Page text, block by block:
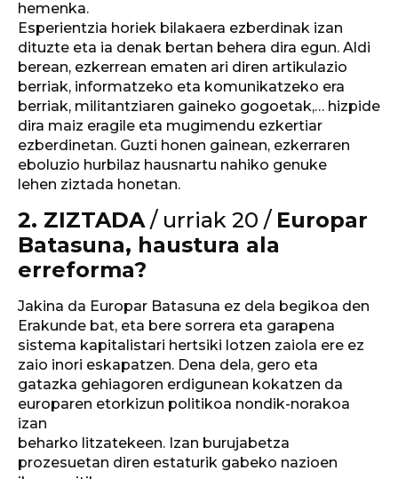
hemenka.
Esperientzia horiek bilakaera ezberdinak izan
dituzte eta ia denak bertan behera dira egun. Aldi
berean, ezkerrean ematen ari diren artikulazio
berriak, informatzeko eta komunikatzeko era
berriak, militantziaren gaineko gogoetak,… hizpide
dira maiz eragile eta mugimendu ezkertiar
ezberdinetan. Guzti honen gainean, ezkerraren
eboluzio hurbilaz hausnartu nahiko genuke
lehen ziztada honetan.
2. ZIZTADA / urriak 20 / Europar
Batasuna, haustura ala
erreforma?
Jakina da Europar Batasuna ez dela begikoa den
Erakunde bat, eta bere sorrera eta garapena
sistema kapitalistari hertsiki lotzen zaiola ere ez
zaio inori eskapatzen. Dena dela, gero eta
gatazka gehiagoren erdigunean kokatzen da
europaren etorkizun politikoa nondik-norakoa
izan
beharko litzatekeen. Izan burujabetza
prozesuetan diren estaturik gabeko nazioen